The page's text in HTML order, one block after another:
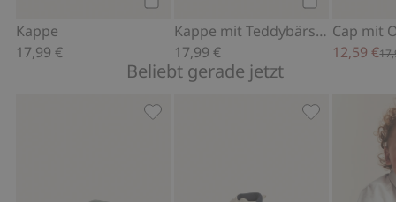
Kappe
17,99 €
Kappe mit Teddybärstickerei
17,99 €
Cap mit
12,59 €
Beliebt gerade jetzt